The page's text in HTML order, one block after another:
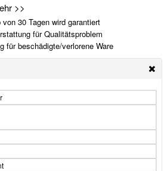
>>
30 Tagen wird garantiert
für Qualitätsproblem
für beschädigte/verlorene Ware